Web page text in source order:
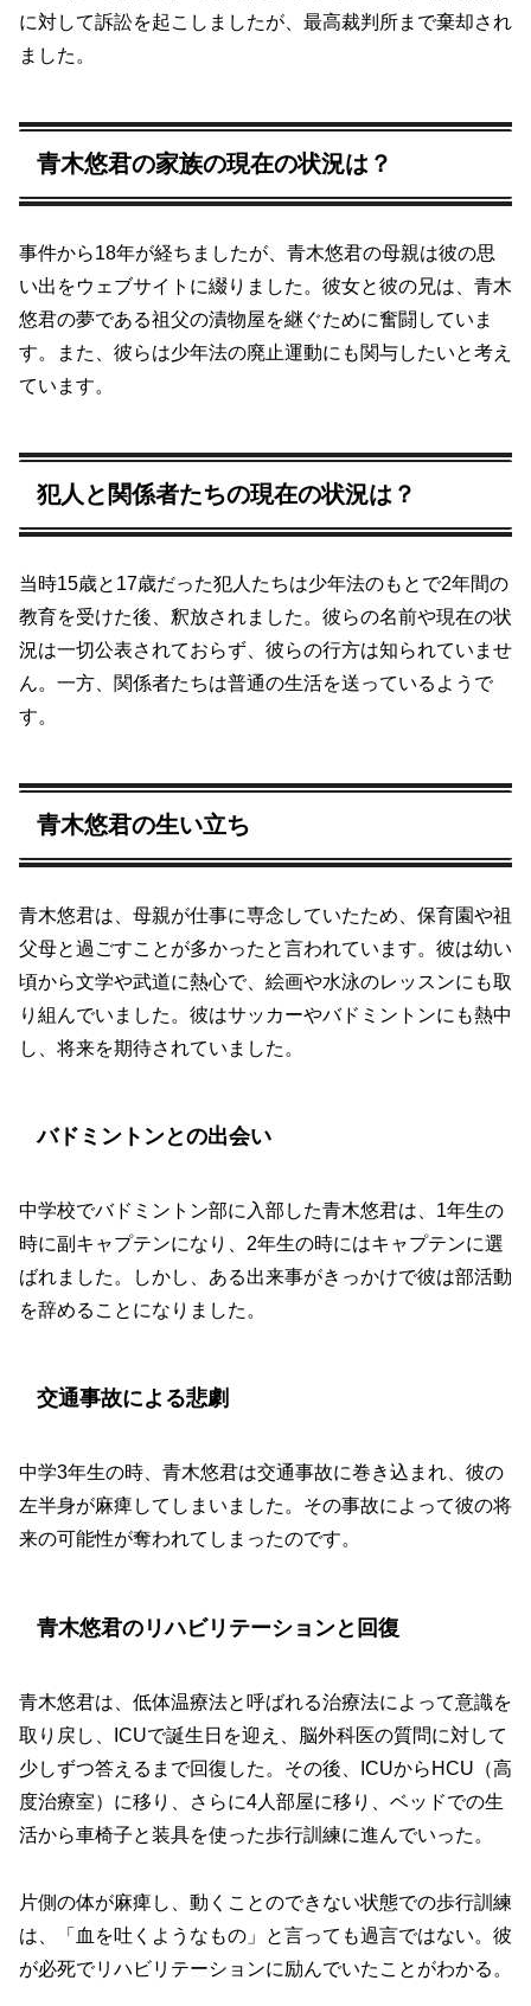
に対して訴訟を起こしましたが、最高裁判所まで棄却され
ました。
青木悠君の家族の現在の状況は？
事件から18年が経ちましたが、青木悠君の母親は彼の思
い出をウェブサイトに綴りました。彼女と彼の兄は、青木
悠君の夢である祖父の漬物屋を継ぐために奮闘していま
す。また、彼らは少年法の廃止運動にも関与したいと考え
ています。
犯人と関係者たちの現在の状況は？
当時15歳と17歳だった犯人たちは少年法のもとで2年間の
教育を受けた後、釈放されました。彼らの名前や現在の状
況は一切公表されておらず、彼らの行方は知られていませ
ん。一方、関係者たちは普通の生活を送っているようで
す。
青木悠君の生い立ち
青木悠君は、母親が仕事に専念していたため、保育園や祖
父母と過ごすことが多かったと言われています。彼は幼い
頃から文学や武道に熱心で、絵画や水泳のレッスンにも取
り組んでいました。彼はサッカーやバドミントンにも熱中
し、将来を期待されていました。
バドミントンとの出会い
中学校でバドミントン部に入部した青木悠君は、1年生の
時に副キャプテンになり、2年生の時にはキャプテンに選
ばれました。しかし、ある出来事がきっかけで彼は部活動
を辞めることになりました。
交通事故による悲劇
中学3年生の時、青木悠君は交通事故に巻き込まれ、彼の
左半身が麻痺してしまいました。その事故によって彼の将
来の可能性が奪われてしまったのです。
青木悠君のリハビリテーションと回復
青木悠君は、低体温療法と呼ばれる治療法によって意識を
取り戻し、ICUで誕生日を迎え、脳外科医の質問に対して
少しずつ答えるまで回復した。その後、ICUからHCU（高
度治療室）に移り、さらに4人部屋に移り、ベッドでの生
活から車椅子と装具を使った歩行訓練に進んでいった。
片側の体が麻痺し、動くことのできない状態での歩行訓練
は、「血を吐くようなもの」と言っても過言ではない。彼
が必死でリハビリテーションに励んでいたことがわかる。